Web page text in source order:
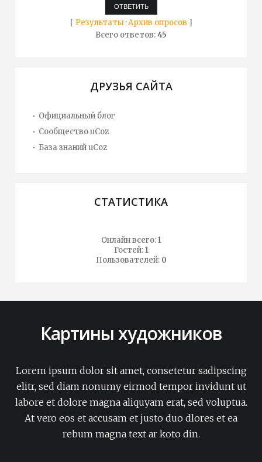
[ Результаты·Архив опросов ]
Всего ответов:45
ДРУЗЬЯ САЙТА
Официальный блог
Сообщество uCoz
База знаний uCoz
СТАТИСТИКА
Онлайн всего:1
Гостей:1
Пользователей: 0
Картины художников
Lorem ipsum dolor sit amet, consetetur sadipscing
elitr, sed diam nonumy eirmod tempor invidunt ut
labore et dolore magna aliquyam erat, sed voluptua.
At vero eos et accusam et justo duo dlores et ea
rebum magna text ar koto din.